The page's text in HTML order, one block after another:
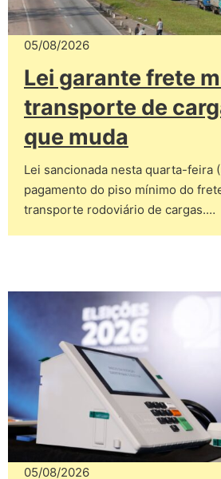
05/08/2026
Lei garante frete
transporte de
que muda
Lei sancionada nesta quarta-feira
pagamento do piso mínimo do
transporte rodoviário de cargas.…
05/08/2026